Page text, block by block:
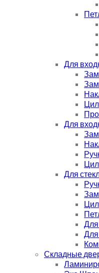
Для
Для
Для
Складные